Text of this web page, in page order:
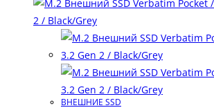
ВНЕШНИЕ SSD